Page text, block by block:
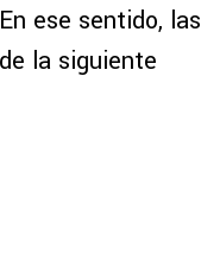
ese sentido, las
la siguiente